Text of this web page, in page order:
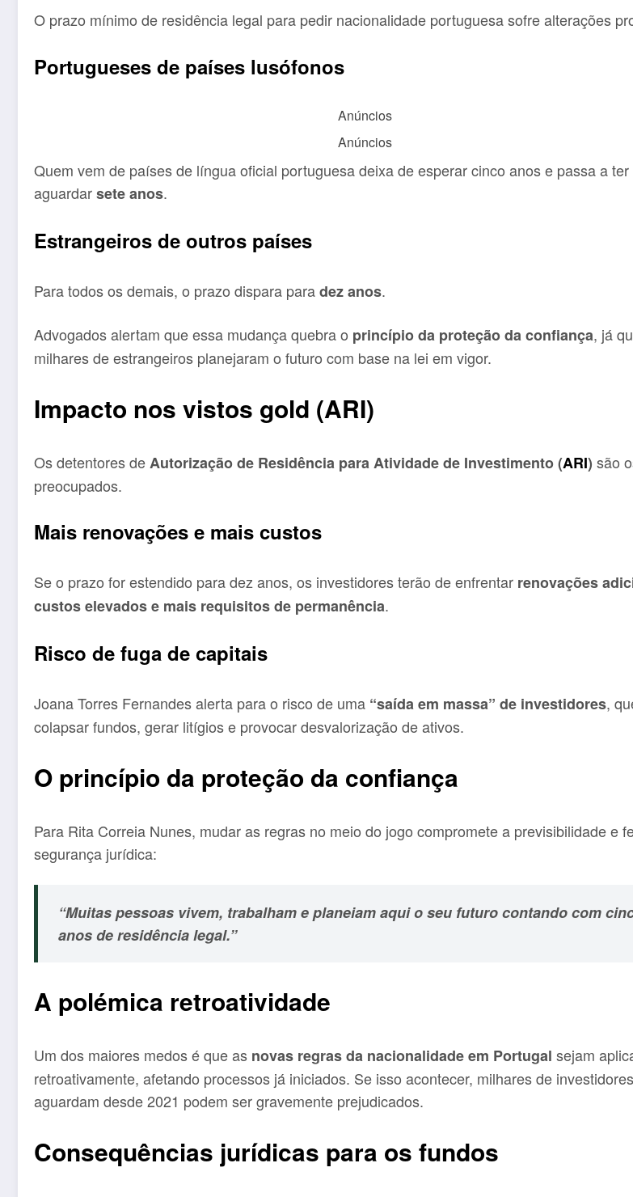
O prazo mínimo de residência legal para pedir nacionalidade portuguesa sofre alterações
Portugueses de países lusófonos
Anúncios
Anúncios
Quem vem de países de língua oficial portuguesa deixa de esperar cinco anos e passa a ter
aguardarsete anos.
Estrangeiros de outros países
Para todos os demais, o prazo dispara paradez anos.
Advogados alertam que essa mudança quebra o princípio da proteção da confiança, já
milhares de estrangeiros planejaram o futuro com base na lei em vigor.
Impacto nos vistos gold (ARI)
Os detentores deAutorização de Residência para Atividade de Investimento (ARI) são
preocupados.
Mais renovações e mais custos
Se o prazo for estendido para dez anos, os investidores terão de enfrentar renovações
custos elevados e mais requisitos de permanência.
Risco de fuga de capitais
Joana Torres Fernandes alerta para o risco de uma “saída em massa” de investidores,
colapsar fundos, gerar litígios e provocar desvalorização de ativos.
O princípio da proteção da confiança
Para Rita Correia Nunes, mudar as regras no meio do jogo compromete a previsibilidade e
segurança jurídica:
“Muitas pessoas vivem, trabalham e planeiam aqui o seu futuro contando com
anos de residência legal.”
A polémica retroatividade
Um dos maiores medos é que as novas regras da nacionalidade em Portugal sejam
retroativamente, afetando processos já iniciados. Se isso acontecer, milhares de
aguardam desde 2021 podem ser gravemente prejudicados.
Consequências jurídicas para os fundos